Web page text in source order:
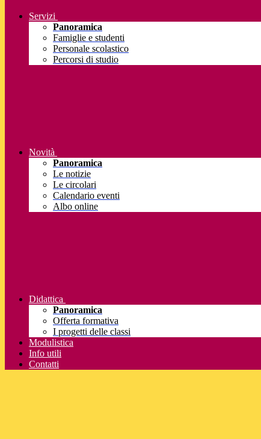
Servizi
Panoramica
Famiglie e studenti
Personale scolastico
Percorsi di studio
Novità
Panoramica
Le notizie
Le circolari
Calendario eventi
Albo online
Didattica
Panoramica
Offerta formativa
I progetti delle classi
Modulistica
Info utili
Contatti